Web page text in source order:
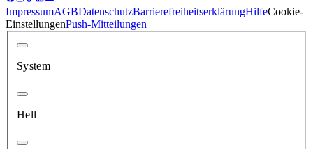
ImpressumAGBDatenschutzBarrierefreiheitserklärungHilfeCookie-
EinstellungenPush-Mitteilungen
System
Hell